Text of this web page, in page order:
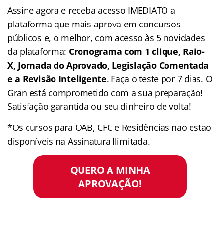
Assine agora e receba acesso IMEDIATO a
plataforma que mais aprova em concursos
públicos e, o melhor, com acesso às 5 novidades
da plataforma: Cronograma com 1 clique, Raio-
X, Jornada do Aprovado, Legislação Comentada
e a Revisão Inteligente. Faça o teste por 7 dias. O
Gran está comprometido com a sua preparação!
Satisfação garantida ou seu dinheiro de volta!
*Os cursos para OAB, CFC e Residências não estão
disponíveis na Assinatura Ilimitada.
QUERO A MINHA
APROVAÇÃO!